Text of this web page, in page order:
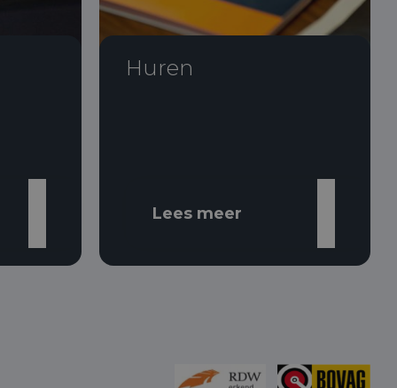
Huren
Lees meer